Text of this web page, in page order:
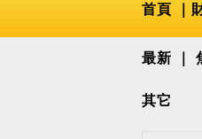
首頁
最新
其它